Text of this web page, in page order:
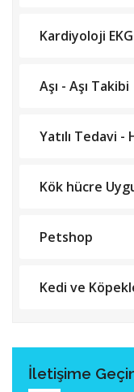
Kardiyoloji EKG
Aşı - Aşı Takibi
Yatılı Tedavi
Kök hücre
Petshop
Kedi ve
İletişime